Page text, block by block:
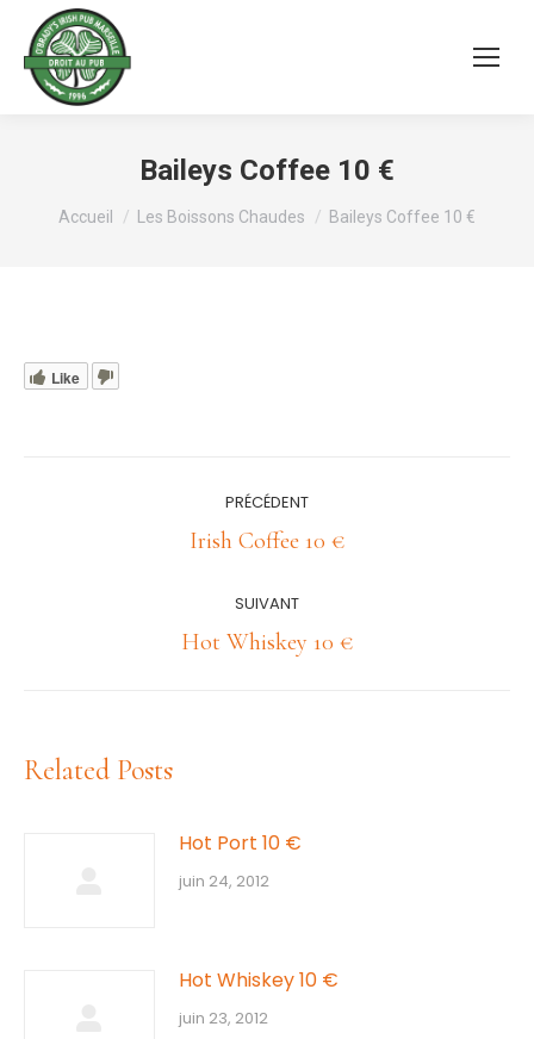
Baileys Coffee 10 €
Vous êtes ici :
Accueil Les Boissons Chaudes Baileys Coffee 10 €
Like
PRÉCÉDENT
Article
:
Irish Coffee 10 €
SUIVANT
Article
Hot Whiskey 10 €
Related Posts
Hot Port 10 €
juin 24, 2012
Hot Whiskey 10 €
juin 23, 2012